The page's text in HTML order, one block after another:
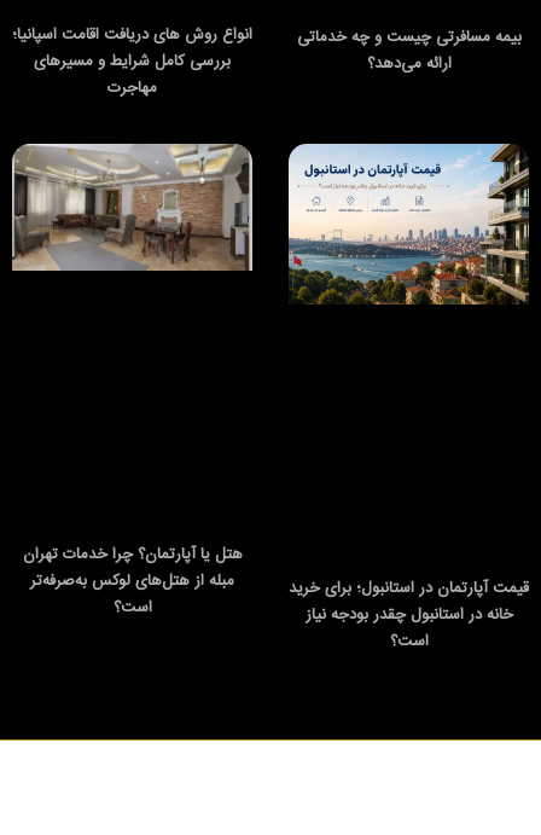
بیمه مسافرتی چیست و چه خدماتی
ارائه می‌دهد؟
انواع روش های دریافت اقامت اسپانیا؛
بررسی کامل شرایط و مسیرهای
مهاجرت
قیمت آپارتمان در استانبول؛ برای خرید
خانه در استانبول چقدر بودجه نیاز
است؟
هتل یا آپارتمان؟ چرا خدمات تهران
مبله از هتل‌های لوکس به‌صرفه‌تر
است؟